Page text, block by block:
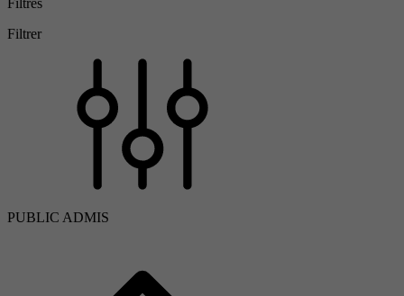
Filtrer
PUBLIC ADMIS